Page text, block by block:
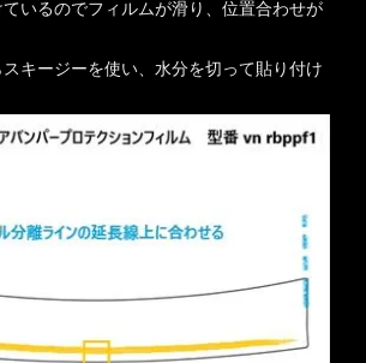
いるのでフィルムが滑り、位置合わせが
キージーを使い、水分を切って貼り付け